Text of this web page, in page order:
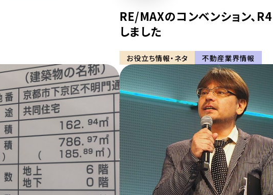
RE/MAXのコンベンション、
しました
お役立ち情報・ネタ 不動産業界情報